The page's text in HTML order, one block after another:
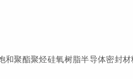
和聚酯聚烃硅氧树脂半导体密封